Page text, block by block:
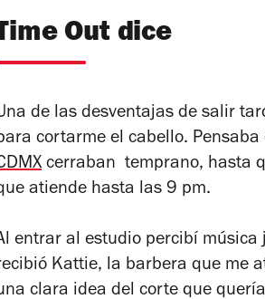
Out dice
de las desventajas de salir
cortarme el cabello.
cerraban temprano, hasta
atiende hasta las 9 pm.
entrar al estudio percibí música
Kattie, la barbera que me
clara idea del corte que